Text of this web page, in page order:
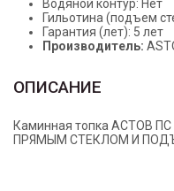
Водяной контур: Нет
Гильотина (подъем
Гарантия (лет): 5 лет
Производитель:
ОПИСАНИЕ
Каминная топка АСТОВ
ПРЯМЫМ СТЕКЛОМ И